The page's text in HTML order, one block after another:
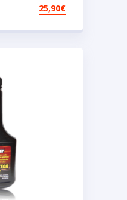
25,90€